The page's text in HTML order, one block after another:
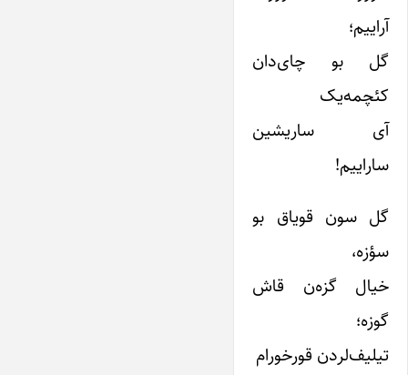
آراییم؛
گل بو چای‌دان
کئچمه‌یک
آی ساریشین
ساراییم!
گل سون قویاق بو
سؤزه،
خیال گزه‌ن قاش
گوزه؛
تیلیف‌لردن قورخورام